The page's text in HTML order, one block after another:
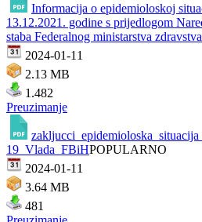
Informacija o epidemioloskoj
13.12.2021. godine s prijedlogom
staba Federalnog ministarstva zdravstva
2024-01-11
2.13 MB
1.482
Preuzimanje
19_Vlada_FBiHPOPULARNO
2024-01-11
3.64 MB
481